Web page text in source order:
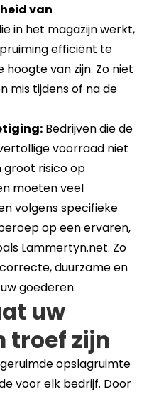
van
in het magazijn werkt,
efficiënt te
van zijn. Zo niet
mis tijdens of na de
Bedrijven die de
voorraad niet
groot risico op
moeten veel
volgens specifieke
op een ervaren,
Lammertyn.net. Zo
duurzame en
goederen.
uw
troef zijn
opslagruimte
voor elk bedrijf. Door